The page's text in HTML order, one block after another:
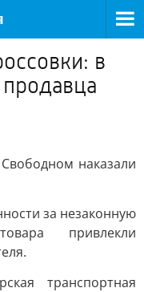
в
наказали
за незаконную
привлекли
транспортная